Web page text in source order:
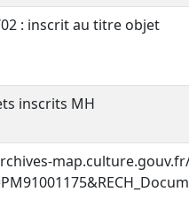
: inscrit au titre objet
inscrits MH